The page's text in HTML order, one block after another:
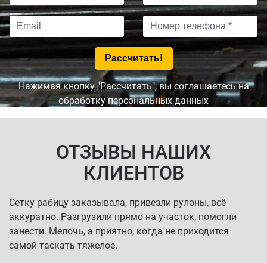
Нажимая кнопку "Рассчитать", вы соглашаетесь на
обработку персональных данных
ОТЗЫВЫ НАШИХ
КЛИЕНТОВ
Сетку рабицу заказывала, привезли рулоны, всё
аккуратно. Разгрузили прямо на участок, помогли
занести. Мелочь, а приятно, когда не приходится
самой таскать тяжелое.